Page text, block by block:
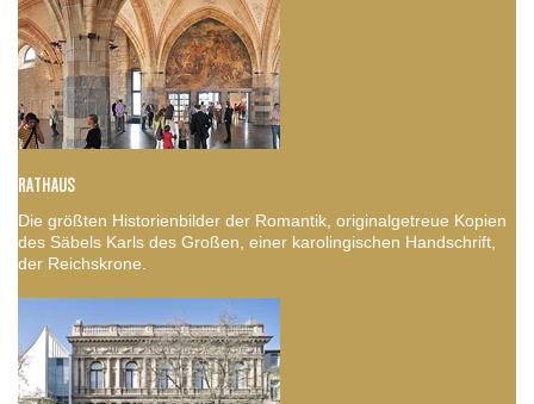
RATHAUS
Die größten Historienbilder der Romantik, originalgetreue Kopien
des Säbels Karls des Großen, einer karolingischen Handschrift,
der Reichskrone.